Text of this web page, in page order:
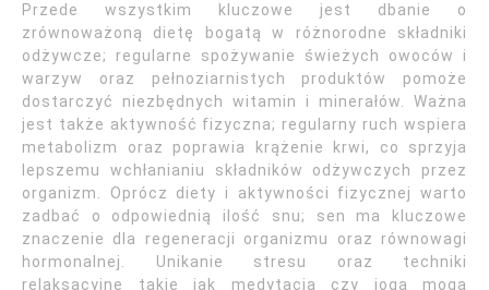
Przede wszystkim kluczowe jest dbanie o
zrównoważoną dietę bogatą w różnorodne składniki
odżywcze; regularne spożywanie świeżych owoców i
warzyw oraz pełnoziarnistych produktów pomoże
dostarczyć niezbędnych witamin i minerałów. Ważna
jest także aktywność fizyczna; regularny ruch wspiera
metabolizm oraz poprawia krążenie krwi, co sprzyja
lepszemu wchłanianiu składników odżywczych przez
organizm. Oprócz diety i aktywności fizycznej warto
zadbać o odpowiednią ilość snu; sen ma kluczowe
znaczenie dla regeneracji organizmu oraz równowagi
hormonalnej. Unikanie stresu oraz techniki
relaksacyjne takie jak medytacja czy joga mogą